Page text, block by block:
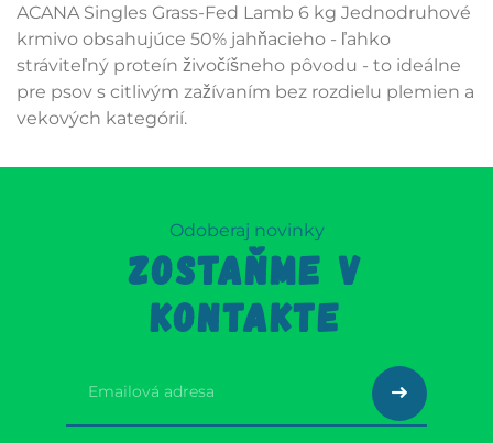
ACANA Singles Grass-Fed Lamb 6 kg Jednodruhové
krmivo obsahujúce 50% jahňacieho - ľahko
stráviteľný proteín živočíšneho pôvodu - to ideálne
pre psov s citlivým zažívaním bez rozdielu plemien a
vekových kategórií.
Odoberaj novinky
ZOSTAŇME V
KONTAKTE